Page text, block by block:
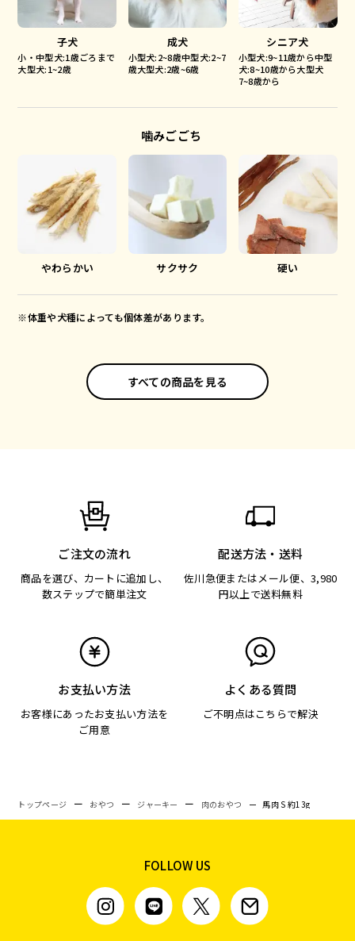
子犬
小・中型犬:1歳ごろまで
大型犬:1~2歳
成犬
小型犬:2~8歳中型犬:2~7
歳大型犬:2歳~6歳
シニア犬
小型犬:9~11歳から中型
犬:8~10歳から大型犬
7~8歳から
噛みごごち
やわらかい サクサク 硬い
※体重や犬種によっても個体差があります。
すべての商品を見る
ご注文の流れ
商品を選び、カートに追加し、
数ステップで簡単注文
配送方法・送料
佐川急便またはメール便、3,980
円以上で送料無料
お支払い方法
お客様にあったお支払い方法を
ご用意
よくある質問
ご不明点はこちらで解決
トップページ おやつ ジャーキー 肉のおやつ 馬肉 S 約13g
FOLLOW US